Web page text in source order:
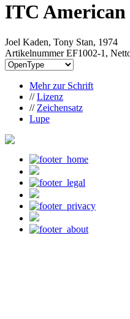
ITC
Joel Kaden, Tony Stan, 1974
Artikelnummer EF1002-1,
Mehr zur Schrift
//Lizenz
// Zeichensatz
Lupe